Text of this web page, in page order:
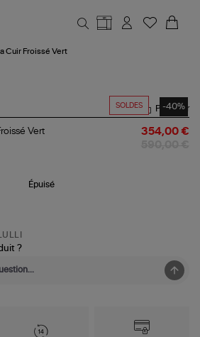
Cuir Froissé Vert
SOLDES -40%
Partager
Vert 354,00 €
Épuisé
?